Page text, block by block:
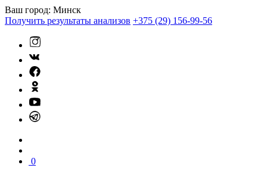
Ваш город: Минск
Получить результаты анализов +375 (29) 156-99-56
0